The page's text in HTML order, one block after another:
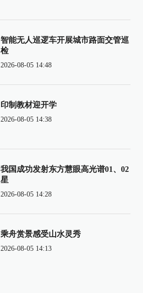
智能无人巡逻车开展城市路面交管巡
检
2026-08-05 14:48
印制教材迎开学
2026-08-05 14:38
我国成功发射东方慧眼高光谱01、02
星
2026-08-05 14:28
乘舟赏景感受山水灵秀
2026-08-05 14:13